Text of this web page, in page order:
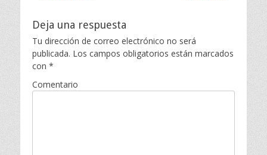
Deja una respuesta
Tu dirección de correo electrónico no será
publicada. Los campos obligatorios están marcados
con *
Comentario